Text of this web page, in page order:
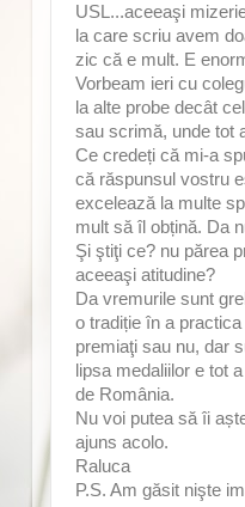
USL...aceeaşi
la care scriu avem
zic că e mult. E
Vorbeam ieri cu
la alte probe decât
sau scrimă, unde tot
Ce credeți că mi-a
că răspunsul vostru
excelează la multe
mult să îl obțină. Da
Şi ştiţi ce? nu părea
aceeaşi atitudine?
Da vremurile sunt
o tradiție în a
premiaţi sau nu, dar
lipsa medaliilor e tot
de România.
Nu voi putea să îi
ajuns acolo.
Raluca
P.S. Am găsit nişte